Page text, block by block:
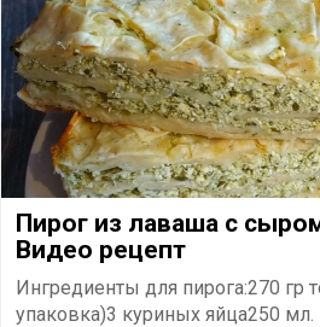
Пирог из лаваша с
Видео рецепт
Ингредиенты для пирога:270 гр
упаковка)3 куриных яйца250